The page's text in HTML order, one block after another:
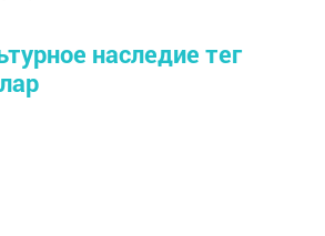
наследие тег